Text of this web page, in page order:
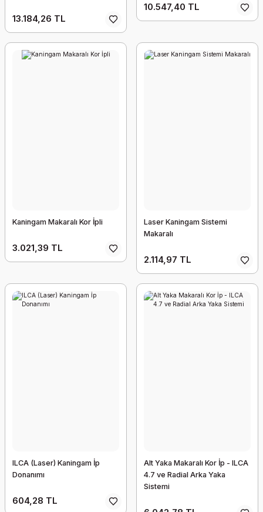
13.184,26 TL
10.547,40 TL
Kaningam Makaralı Kor İpli
3.021,39 TL
Laser Kaningam Sistemi
Makaralı
2.114,97 TL
ILCA (Laser) Kaningam İp
Donanımı
604,28 TL
Alt Yaka Makaralı Kor İp - ILCA
4.7 ve Radial Arka Yaka
Sistemi